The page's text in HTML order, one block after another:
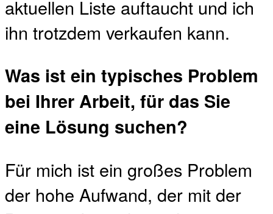
aktuellen Liste auftaucht und ich
ihn trotzdem verkaufen kann.
Was ist ein typisches Problem
bei Ihrer Arbeit, für das Sie
eine Lösung suchen?
Für mich ist ein großes Problem
der hohe Aufwand, der mit der